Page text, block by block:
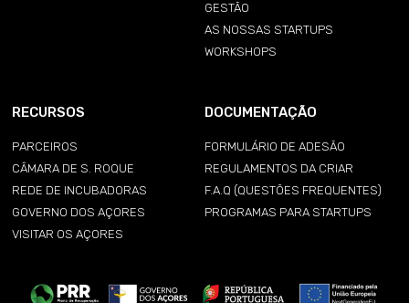
GESTÃO
AS NOSSAS STARTUPS
WORKSHOPS
RECURSOS
PARCEIROS
CÂMARA DE S. ROQUE
REDE DE INCUBADORAS
GOVERNO DOS AÇORES
VISITAR OS AÇORES
DOCUMENTAÇÃO
FORMULÁRIO DE ADESÃO
REGULAMENTOS DA CRIAR
F.A.Q (QUESTÕES FREQUENTES)
PROGRAMAS PARA STARTUPS